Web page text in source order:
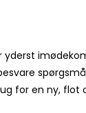
for en ny, flot